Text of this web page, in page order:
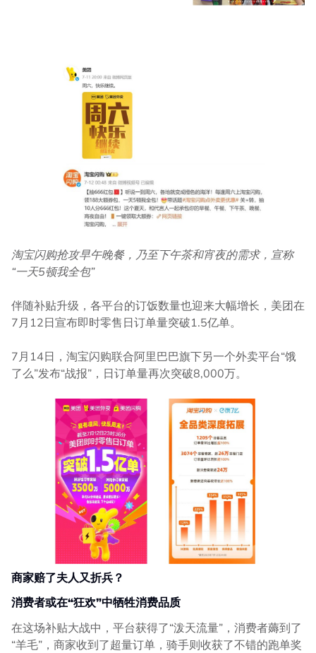
淘宝闪购抢攻早午晚餐，乃至下午茶和宵夜的需求，宣称
“一天5顿我全包”
伴随补贴升级，各平台的订饭数量也迎来大幅增长，美团在
7月12日宣布即时零售日订单量突破1.5亿单。
7月14日，淘宝闪购联合阿里巴巴旗下另一个外卖平台“饿
了么”发布“战报”，日订单量再次突破8,000万。
商家赔了夫人又折兵？
消费者或在“狂欢”中牺牲消费品质
在这场补贴大战中，平台获得了“泼天流量”，消费者薅到了
“羊毛”，商家收到了超量订单，骑手则收获了不错的跑单奖